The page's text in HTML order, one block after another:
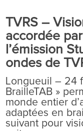
TVRS –
accordée
l’émission
ondes de
Longueuil – 24
BrailleTAB »
monde entier
adaptées en
suivant pour